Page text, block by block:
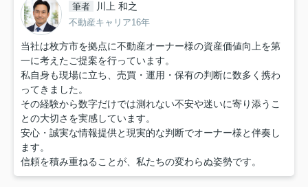
筆者 川上 和之
不動産キャリア16年
当社は枚方市を拠点に不動産オーナー様の資産価値向上を第
一に考えたご提案を行っています。
私自身も現場に立ち、売買・運用・保有の判断に数多く携わ
ってきました。
その経験から数字だけでは測れない不安や迷いに寄り添うこ
との大切さを実感しています。
安心・誠実な情報提供と現実的な判断でオーナー様と伴奏し
ます。
信頼を積み重ねることが、私たちの変わらぬ姿勢です。